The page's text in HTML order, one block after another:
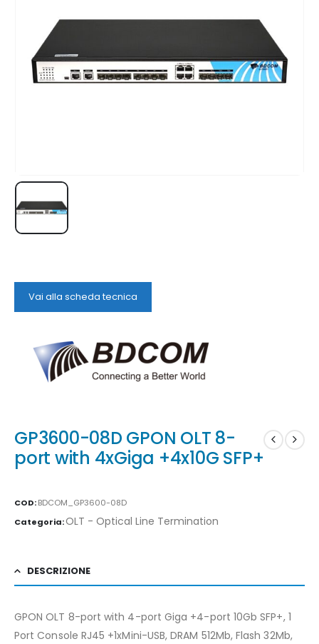
Vai alla scheda tecnica
GP3600-08D GPON OLT 8-
port with 4xGiga +4x10G SFP+
COD:BDCOM_GP3600-08D
Categoria:OLT - Optical Line Termination
DESCRIZIONE
GPON OLT 8-port with 4-port Giga +4-port 10Gb SFP+, 1
Port Console RJ45 +1xMini-USB, DRAM 512Mb, Flash 32Mb,